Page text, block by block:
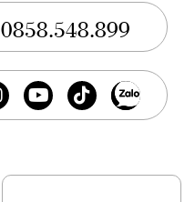
0858.548.899